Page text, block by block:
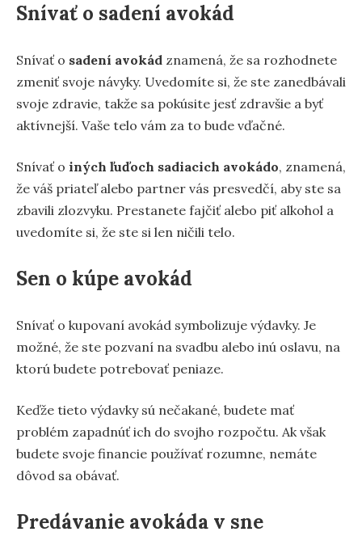
Snívať o sadení avokád
Snívať o sadení avokád znamená, že sa rozhodnete
zmeniť svoje návyky. Uvedomíte si, že ste zanedbávali
svoje zdravie, takže sa pokúsite jesť zdravšie a byť
aktívnejší. Vaše telo vám za to bude vďačné.
Snívať o iných ľuďoch sadiacich avokádo, znamená,
že váš priateľ alebo partner vás presvedčí, aby ste sa
zbavili zlozvyku. Prestanete fajčiť alebo piť alkohol a
uvedomíte si, že ste si len ničili telo.
Sen o kúpe avokád
Snívať o kupovaní avokád symbolizuje výdavky. Je
možné, že ste pozvaní na svadbu alebo inú oslavu, na
ktorú budete potrebovať peniaze.
Keďže tieto výdavky sú nečakané, budete mať
problém zapadnúť ich do svojho rozpočtu. Ak však
budete svoje financie používať rozumne, nemáte
dôvod sa obávať.
Predávanie avokáda v sne